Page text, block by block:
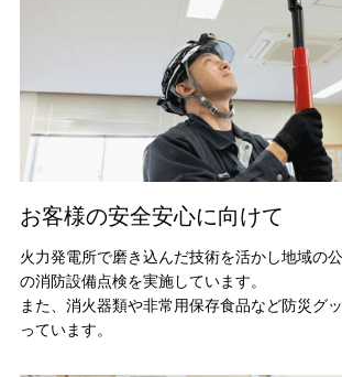
お客様の安全安心に向けて
火力発電所で磨き込んだ技術を活かし地域の
の消防設備点検を実施しています。
また、消火器類や非常用保存食品など防災グ
っています。